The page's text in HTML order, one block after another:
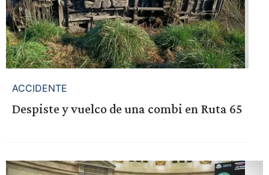
ACCIDENTE
Despiste y vuelco de una combi en Ruta 65